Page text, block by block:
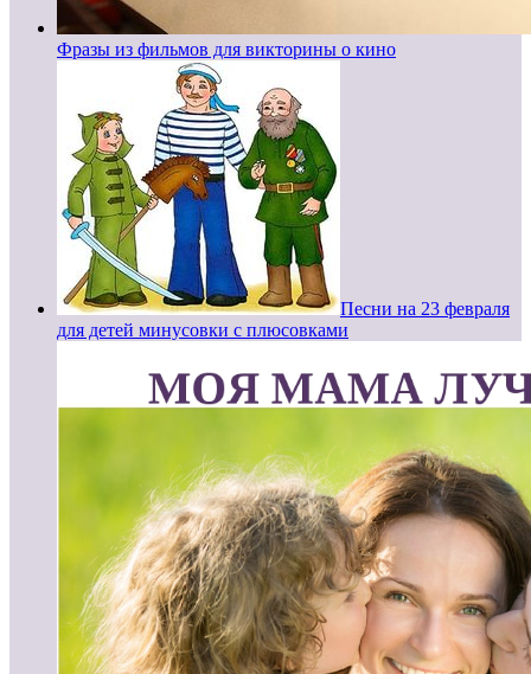
Фразы из фильмов для викторины о кино
Песни на 23 февраля
для детей минусовки с плюсовками